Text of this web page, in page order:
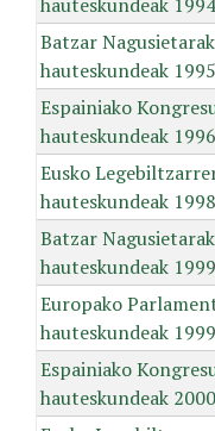
hauteskundeak 1994
Batzar
hauteskundeak 1995
Espainiako
hauteskundeak 1996
Eusko
hauteskundeak 1998
Batzar
hauteskundeak 1999
Europako
hauteskundeak 1999
Espainiako
hauteskundeak 2000